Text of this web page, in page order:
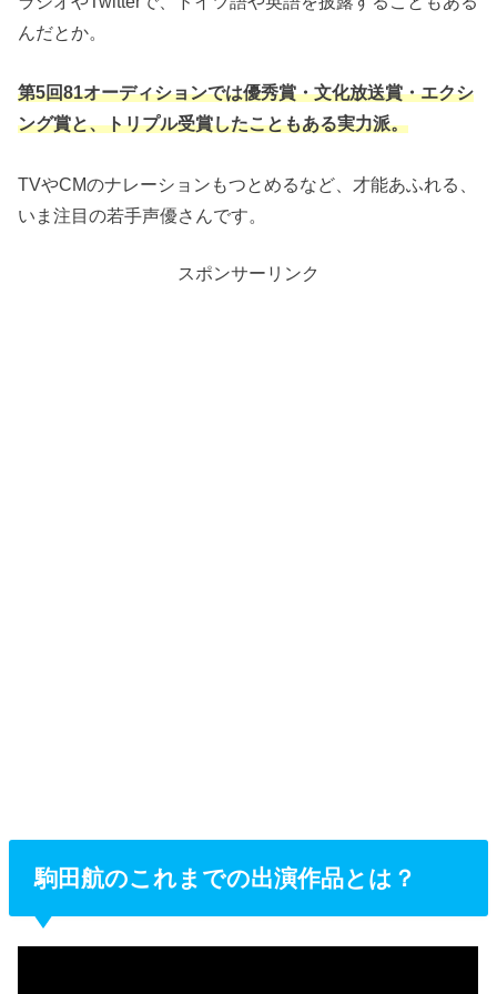
んだとか。
第5回81オーディションでは優秀賞・文化放送賞・エクシ
ング賞と、トリプル受賞したこともある実力派。
TVやCMのナレーションもつとめるなど、才能あふれる、
いま注目の若手声優さんです。
スポンサーリンク
駒田航のこれまでの出演作品とは？